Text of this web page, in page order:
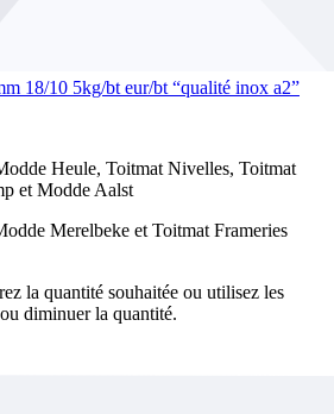
18/10 5kg/bt eur/bt “qualité inox a2”
Heule, Toitmat Nivelles, Toitmat
et Modde Aalst
Merelbeke et Toitmat Frameries
la quantité souhaitée ou utilisez les
diminuer la quantité.